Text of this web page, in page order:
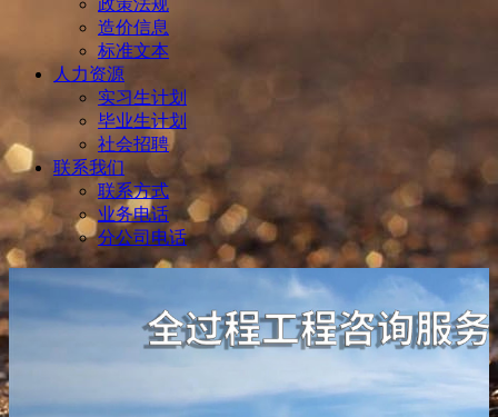
政策法规
造价信息
标准文本
人力资源
实习生计划
毕业生计划
社会招聘
联系我们
联系方式
业务电话
分公司电话